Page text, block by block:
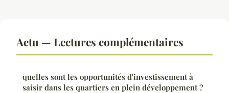
Actu — Lectures complémentaires
quelles sont les opportunités d'investissement à
saisir dans les quartiers en plein développement ?